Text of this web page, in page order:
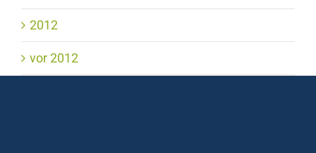
2012
vor 2012